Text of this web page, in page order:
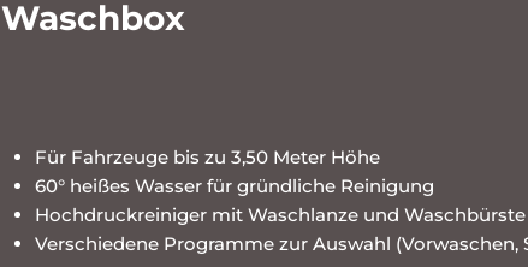
Waschbox
Für Fahrzeuge bis zu 3,50 Meter Höhe
60° heißes Wasser für gründliche Reinigung
Hochdruckreiniger mit Waschlanze und Waschbürste
Verschiedene Programme zur Auswahl